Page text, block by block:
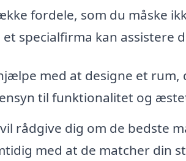
fordele, som du måske
specialfirma kan assistere
med at designe et rum,
til funktionalitet og
rådgive dig om de bedste
med at de matcher din